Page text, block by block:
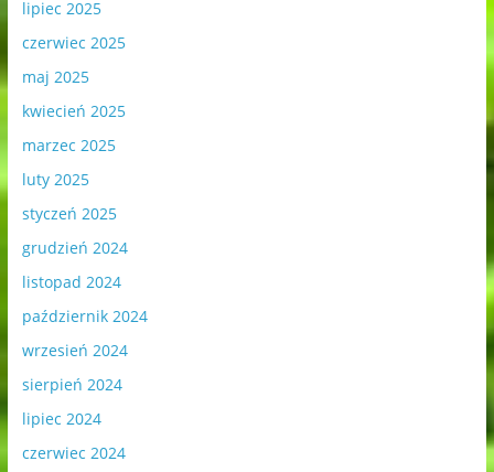
lipiec 2025
czerwiec 2025
maj 2025
kwiecień 2025
marzec 2025
luty 2025
styczeń 2025
grudzień 2024
listopad 2024
październik 2024
wrzesień 2024
sierpień 2024
lipiec 2024
czerwiec 2024